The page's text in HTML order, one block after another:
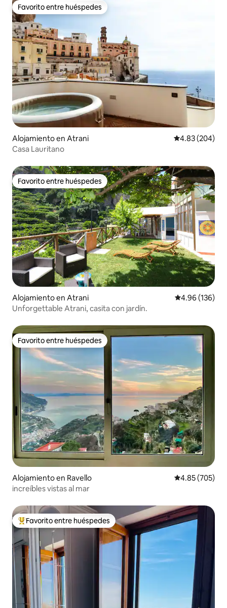
Favorito entre huéspedes
Favorito entre huéspedes
Alojamiento en Atrani Calificación
4.83 (204)
Casa Lauritano
Favorito entre huéspedes
Favorito entre huéspedes
Alojamiento en Atrani Calificación
4.96 (136)
Unforgettable Atrani, casita con jardín.
Favorito entre huéspedes
Favorito entre huéspedes
Alojamiento en Ravello Calificación
4.85 (705)
increíbles vistas al mar
Favorito entre huéspedes preferido
Favorito entre huéspedes